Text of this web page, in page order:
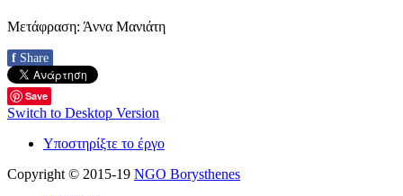
Μετάφραση: Άννα Μανιάτη
f Share
Save
Switch to Desktop Version
Υποστηρίξτε το έργο
Copyright © 2015-19 NGO Borysthenes